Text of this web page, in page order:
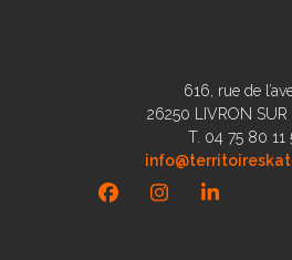
616, rue de
26250 LIVRON SUR
T. 04 75 80 11
FacebookInstagramLinkedIn